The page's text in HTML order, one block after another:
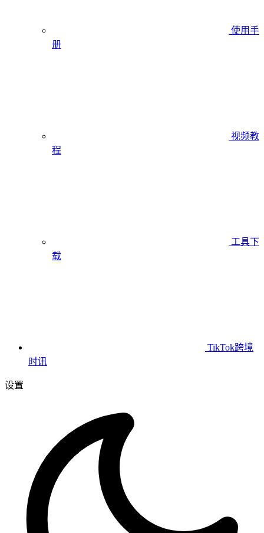
使用手
册
视频教
程
工具下
载
TikTok跨境
时讯
设置